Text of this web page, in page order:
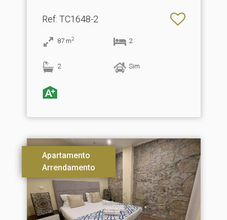
Ref: TC1648-2
87 m2 2
2 Sim
Apartamento
Arrendamento